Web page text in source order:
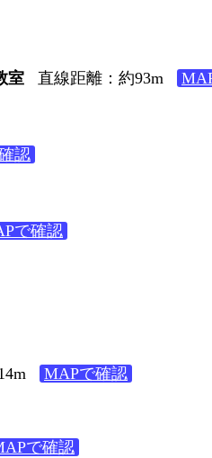
室 直線距離：約93m
認
で確認
MAPで確認
で確認